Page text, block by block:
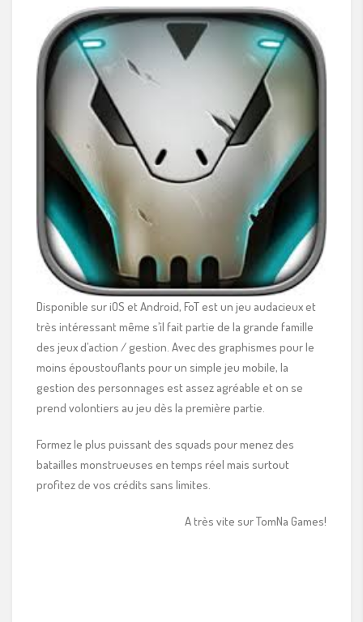
Disponible sur iOS et Android, FoT est un jeu audacieux et
très intéressant même s’il fait partie de la grande famille
des jeux d’action / gestion. Avec des graphismes pour le
moins époustouflants pour un simple jeu mobile, la
gestion des personnages est assez agréable et on se
prend volontiers au jeu dès la première partie.
Formez le plus puissant des squads pour menez des
batailles monstrueuses en temps réel mais surtout
profitez de vos crédits sans limites.
A très vite sur TomNa Games!